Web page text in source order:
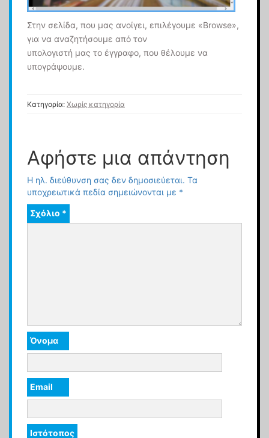
Στην σελίδα, που μας ανοίγει, επιλέγουμε «Browse»,
για να αναζητήσουμε από τον
υπολογιστή μας το έγγραφο, που θέλουμε να
υπογράψουμε.
Κατηγορία: Χωρίς κατηγορία
Αφήστε μια απάντηση
Η ηλ. διεύθυνση σας δεν δημοσιεύεται. Τα
υποχρεωτικά πεδία σημειώνονται με *
Σχόλιο *
Όνομα
Email
Ιστότοπος